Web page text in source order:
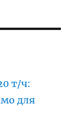
т/ч:
для